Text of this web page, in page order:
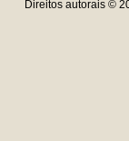
Direitos autorais ©